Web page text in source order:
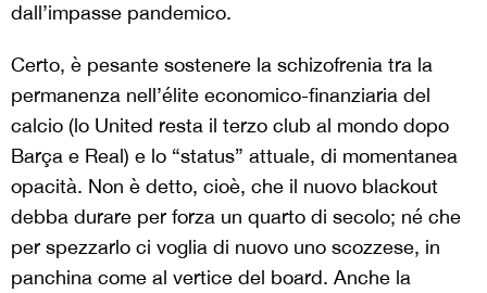
dall’impasse pandemico.
Certo, è pesante sostenere la schizofrenia tra la
permanenza nell’élite economico-finanziaria del
calcio (lo United resta il terzo club al mondo dopo
Barça e Real) e lo “status” attuale, di momentanea
opacità. Non è detto, cioè, che il nuovo blackout
debba durare per forza un quarto di secolo; né che
per spezzarlo ci voglia di nuovo uno scozzese, in
panchina come al vertice del board. Anche la